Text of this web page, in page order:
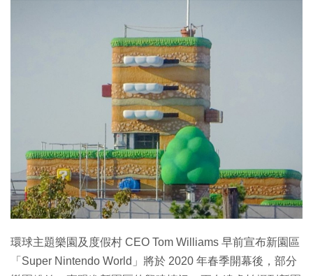
環球主題樂園及度假村 CEO Tom Williams 早前宣布新園區
「Super Nintendo World」將於 2020 年春季開幕後，部分